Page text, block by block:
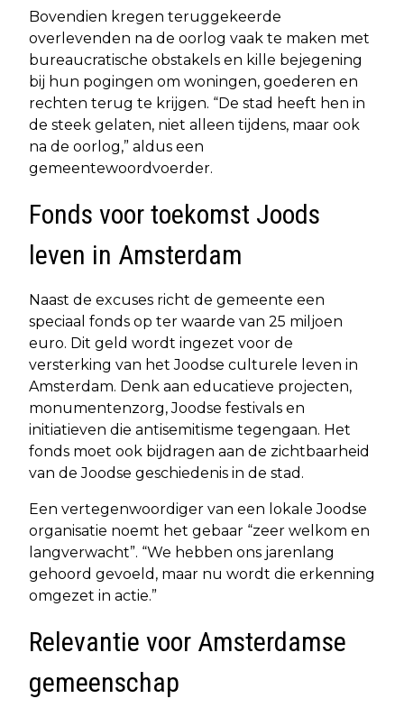
Bovendien kregen teruggekeerde
overlevenden na de oorlog vaak te maken met
bureaucratische obstakels en kille bejegening
bij hun pogingen om woningen, goederen en
rechten terug te krijgen. “De stad heeft hen in
de steek gelaten, niet alleen tijdens, maar ook
na de oorlog,” aldus een
gemeentewoordvoerder.
Fonds voor toekomst Joods
leven in Amsterdam
Naast de excuses richt de gemeente een
speciaal fonds op ter waarde van 25 miljoen
euro. Dit geld wordt ingezet voor de
versterking van het Joodse culturele leven in
Amsterdam. Denk aan educatieve projecten,
monumentenzorg, Joodse festivals en
initiatieven die antisemitisme tegengaan. Het
fonds moet ook bijdragen aan de zichtbaarheid
van de Joodse geschiedenis in de stad.
Een vertegenwoordiger van een lokale Joodse
organisatie noemt het gebaar “zeer welkom en
langverwacht”. “We hebben ons jarenlang
gehoord gevoeld, maar nu wordt die erkenning
omgezet in actie.”
Relevantie voor Amsterdamse
gemeenschap